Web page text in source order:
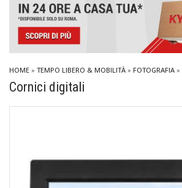
HOME » TEMPO LIBERO & MOBILITÀ » FOTOGRAFIA »
Cornici digitali